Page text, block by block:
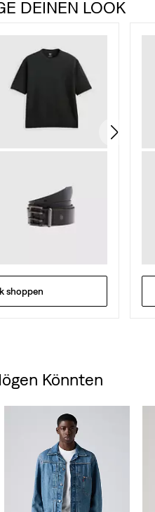
DEINEN LOOK
shoppen
Könnten